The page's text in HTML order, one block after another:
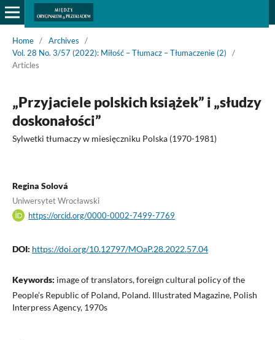
Home / Archives
/
Vol. 28 No. 3/57 (2022): Miłość – Tłumacz – Tłumaczenie (2)
/
Articles
„Przyjaciele polskich książek” i „słudzy
doskonałości”
Sylwetki tłumaczy w miesięczniku Polska (1970-1981)
Regina Solová
Uniwersytet Wrocławski
https://orcid.org/0000-0002-7499-7769
DOI: https://doi.org/10.12797/MOaP.28.2022.57.04
Keywords: image of translators, foreign cultural policy of the
People’s Republic of Poland, Poland. Illustrated Magazine, Polish
Interpress Agency, 1970s